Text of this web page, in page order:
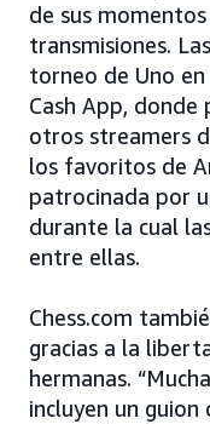
de sus
transmisiones.
torneo de Uno
Cash App, donde
otros streamers
los favoritos de
patrocinada por
durante la cual
entre ellas.
Chess.com
gracias a la
hermanas.
incluyen un guion